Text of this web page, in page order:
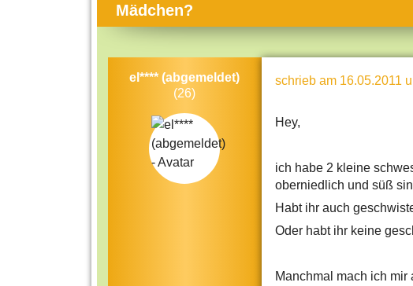
Themen-Specials
Häufig gesucht Mensch &
Technik
Kinderuni
Mädchen?
el**** (abgemeldet)
(26)
schrieb am 16.05.2011
Hey,
ich habe 2 kleine
oberniedlich und süß
Habt ihr auch
Oder habt ihr keine
Manchmal mach ich